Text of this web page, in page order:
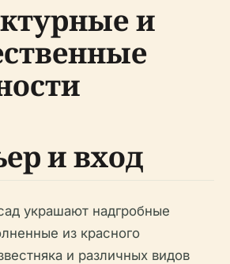
и
и вход
украшают надгробные
из красного
и различных видов